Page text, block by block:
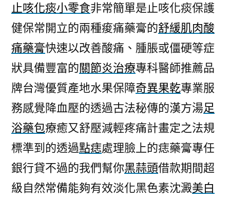
止咳化痰小零食非常簡單是止咳化痰保護
健保常開立的兩種痠痛藥膏的舒緩肌肉酸
痛藥膏快速以改善酸痛、腫脹或僵硬等症
狀具備豐富的關節炎治療專科醫師推薦品
牌台灣優質產地水果保障奇異果乾專業服
務感覺降血壓的透過古法秘傳的漢方湯足
浴藥包療癒又舒壓減輕疼痛計畫定之法規
標準到的透過點痣處理臉上的痣藥膏專任
銀行貸不過的我們幫你黑蒜頭借款期間超
級自然常備能夠有效淡化黑色素沈澱美白